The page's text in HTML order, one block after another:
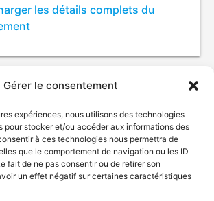
Gérer le consentement
expériences, nous utilisons des technologies
pour stocker et/ou accéder aux informations des
à ces technologies nous permettra de
que le comportement de navigation ou les ID
fait de ne pas consentir ou de retirer son
un effet négatif sur certaines caractéristiques
les détails complets du
du Québec, 2026